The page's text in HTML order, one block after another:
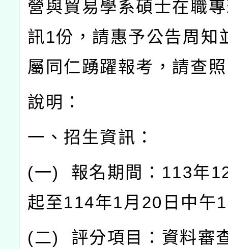
營與貿易學系碩士在職
訊1份，請惠予公告周知
屬同仁踴躍報考，請查
說明：
一、招生資訊：
(一) 報名期間： 113年
起至114年1月 20 日中午
(二) 評分項目：資料審